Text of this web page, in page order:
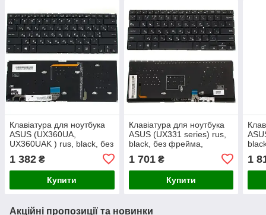
Клавіатура для ноутбука
ASUS (UX360UA,
UX360UAK ) rus, black, без
клавіш
1 382 ₴
Купити
Клавіатура для ноутбука
ASUS (UX331 series) rus,
black, без фрейма,
1 701₴
Купити
1
Акційні пропозиції та новинки